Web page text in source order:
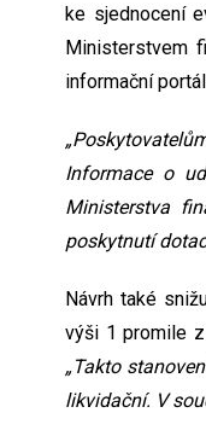
ke sjednocení
Ministerstvem
informační
Informace o
Ministerstva
poskytnutí
Návrh také
výši 1 promile
„Takto
likvidační. V